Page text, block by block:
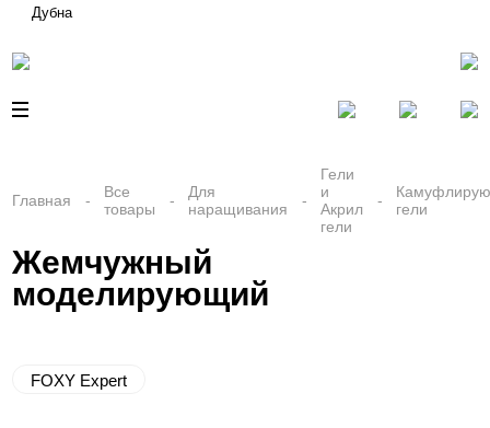
Дубна
Главная
Все
товары
Для
наращивания
Гели
и
Акрил
гели
гели
Жемчужный
моделирующий
FOXY Expert